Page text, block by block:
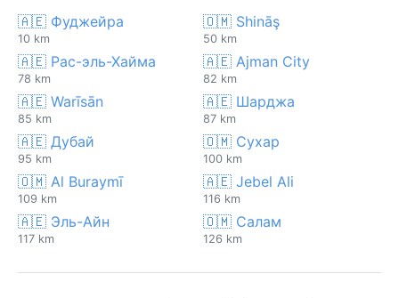
🇦🇪 Фуджейра
10 km
🇴🇲 Shināş
50 km
🇦🇪 Рас-эль-Хайма
78 km
🇦🇪 Ajman City
82 km
🇦🇪 Warīsān
85 km
🇦🇪 Шарджа
87 km
🇦🇪 Дубай
95 km
🇴🇲 Сухар
100 km
🇴🇲 Al Buraymī
109 km
🇦🇪 Jebel Ali
116 km
🇦🇪 Эль-Айн
117 km
🇴🇲 Салам
126 km